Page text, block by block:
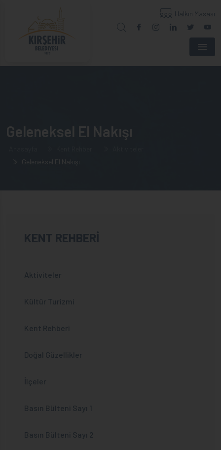
Halkın Masası
Menu
Geleneksel El Nakışı
Geleneksel El Nakışı
KENT REHBERİ
Aktiviteler
Kültür Turizmi
Kent Rehberi
Doğal Güzellikler
İlçeler
Basın Bülteni Sayı 1
Basın Bülteni Sayı 2